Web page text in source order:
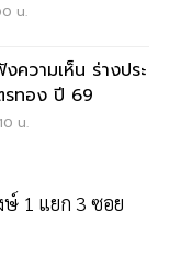
น.
ความเห็น ร่างประ
รทอง ปี 69
น.
1 แยก 3 ซอย